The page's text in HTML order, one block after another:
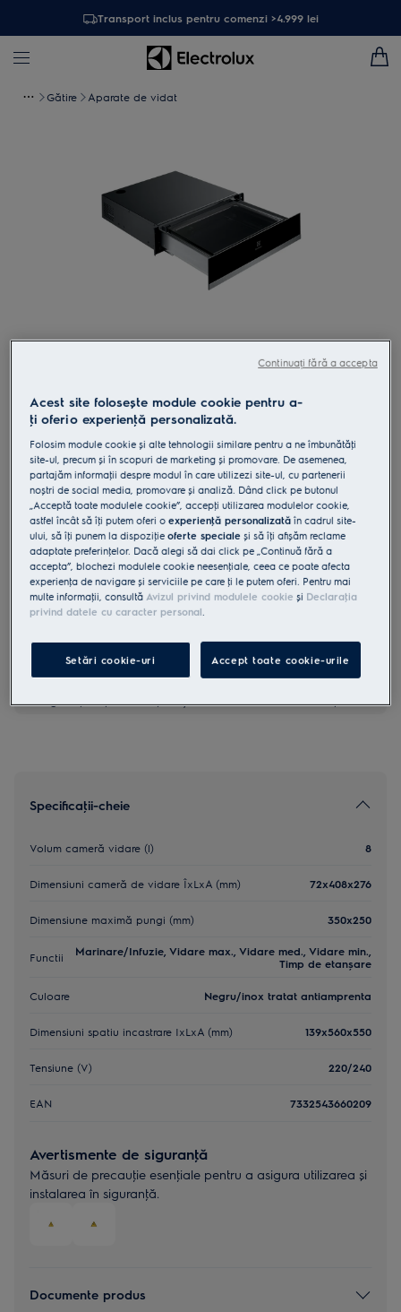
Transport inclus pentru comenzi >4.999 lei
Gătire Aparate de vidat
KBV4X
Aparat de vidat profesional PRO
900
4.9 (11)
Beneficii
Mentine aromele cu ajutorul sertarului de vidare 900 si foloseste
gatitul in vid chiar la tine acasa.
Sigilarea si gatirea in vid mentin aromele si suculenta alimentelor.
Marineaza mancarea in mai putin de zece minute cu ajutorul
aparatul de vidare.
Instrucţiunile de siguranţă și avertismentele de siguranţă
conform regulamentului UE 2023/988 sunt enumerate în
siguranţă a produsului, citește manualul de utilizare complet.
Specificaţii-cheie
Volum cameră vidare (l) 8
Dimensiuni cameră de vidare ÎxLxA (mm) 72x408x276
Dimensiune maximă pungi (mm) 350x250
Functii
Marinare/Infuzie, Vidare max., Vidare med., Vidare min.,
Timp de etanşare
Culoare Negru/inox tratat antiamprenta
Dimensiuni spatiu incastrare IxLxA (mm) 139x560x550
Tensiune (V) 220/240
EAN 7332543660209
Avertismente de siguranţă
Măsuri de precauţie esenţiale pentru a asigura utilizarea și
instalarea în siguranţă.
Documente produs
Acest site folosește module cookie pentru a-
ţi oferi o experienţă personalizată.
Folosim module cookie și alte tehnologii similare pentru a ne îmbunătăţi
site-ul, precum și în scopuri de marketing și promovare. De asemenea,
partajăm informaţii despre modul în care utilizezi site-ul, cu partenerii
noștri de social media, promovare și analiză. Dând click pe butonul
„Acceptă toate modulele cookie”, accepţi utilizarea modulelor cookie,
astfel încât să îţi putem oferi oexperienţă personalizată în cadrul site-
ului, să îţi punem la dispoziţieoferte speciale și să îţi afișăm reclame
adaptate preferinţelor. Dacă alegi să dai click pe „Continuă fără a
accepta”, blochezi modulele cookie neesenţiale, ceea ce poate afecta
experienţa de navigare și serviciile pe care ţi le putem oferi. Pentru mai
multe informaţii, consultăAvizul privind modulele cookie și Declaraţia
privind datele cu caracter personal.
Setări cookie-uri Accept toate cookie-urile
Continuați fără a accepta